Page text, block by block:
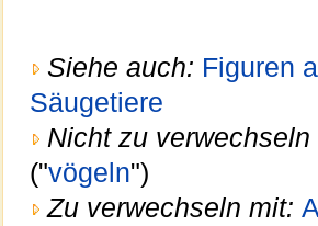
Siehe auch: Figuren
Säugetiere
Nicht zu verwechseln
("vögeln")
Zu verwechseln mit: